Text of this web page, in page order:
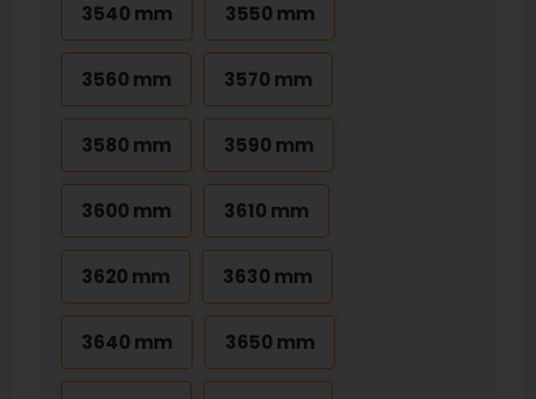
3540 mm 3550 mm
3560 mm 3570 mm
3580 mm 3590 mm
3600 mm 3610 mm
3620 mm 3630 mm
3640 mm 3650 mm